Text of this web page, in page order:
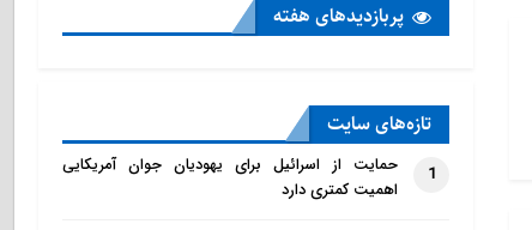
پربازدید‌های هفته
تازه‌‌های سایت
1
حمایت از اسرائیل برای یهودیان جوان آمریکایی
اهمیت کمتری دارد